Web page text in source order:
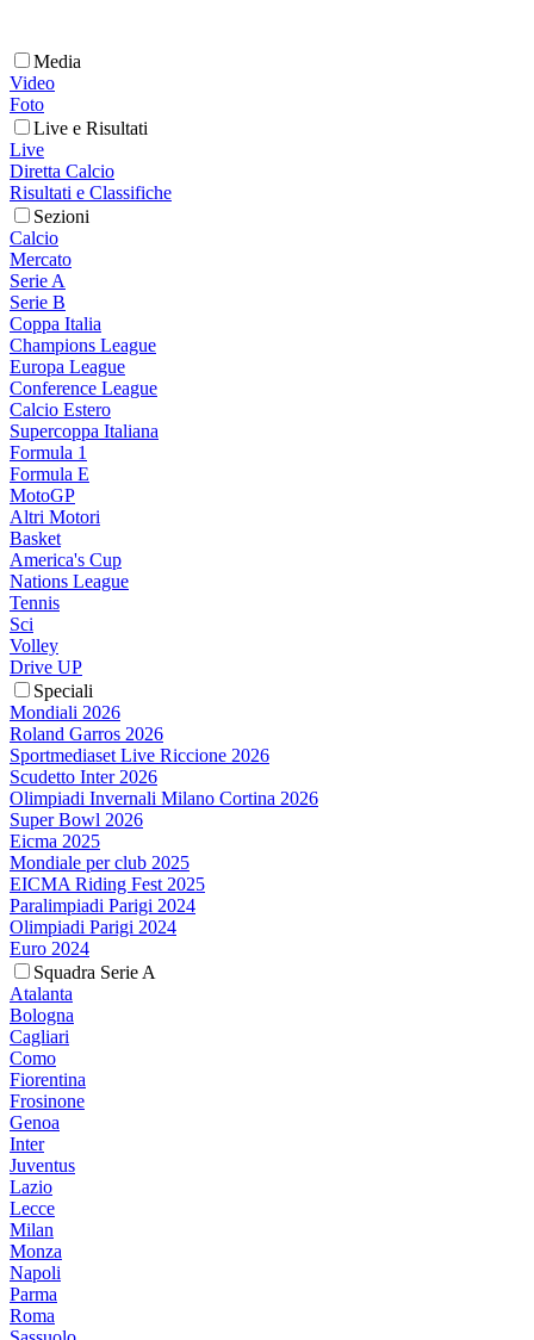
Media
Video
Foto
Live e Risultati
Live
Diretta Calcio
Risultati e Classifiche
Sezioni
Calcio
Mercato
Serie A
Serie B
Coppa Italia
Champions League
Europa League
Conference League
Calcio Estero
Supercoppa Italiana
Formula 1
Formula E
MotoGP
Altri Motori
Basket
America's Cup
Nations League
Tennis
Sci
Volley
Drive UP
Speciali
Mondiali 2026
Roland Garros 2026
Sportmediaset Live Riccione 2026
Scudetto Inter 2026
Olimpiadi Invernali Milano Cortina 2026
Super Bowl 2026
Eicma 2025
Mondiale per club 2025
EICMA Riding Fest 2025
Paralimpiadi Parigi 2024
Olimpiadi Parigi 2024
Euro 2024
Squadra Serie A
Atalanta
Bologna
Cagliari
Como
Fiorentina
Frosinone
Genoa
Inter
Juventus
Lazio
Lecce
Milan
Monza
Napoli
Parma
Roma